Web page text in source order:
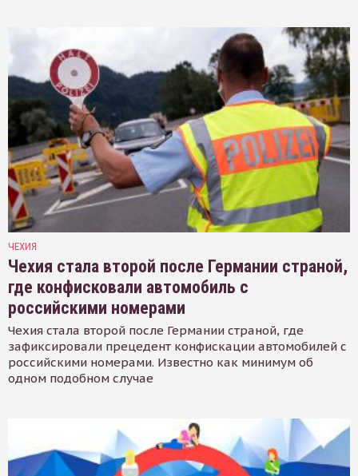
ЧЕХИЯ
Чехия стала второй после Германии страной,
где конфисковали автомобиль с
российскими номерами
Чехия стала второй после Германии страной, где
зафиксировали прецедент конфискации автомобилей с
российскими номерами. Известно как минимум об
одном подобном случае